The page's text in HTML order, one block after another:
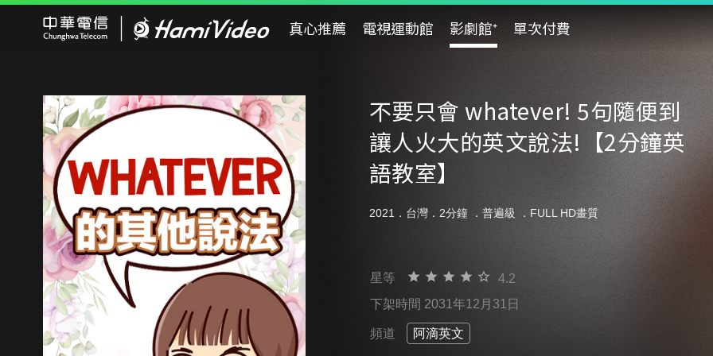
真心推薦 電視運動館 影劇館⁺ 單次付費
不要只會 whatever! 5句隨便到
讓人火大的英文說法!【2分鐘英
語教室】
2021．台灣．2分鐘 ． 普遍級 ．FULL HD畫質
星等
4.2
下架時間 2031年12月31日
頻道 阿滴英文